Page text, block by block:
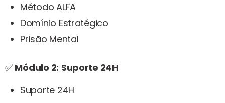
Método ALFA
Domínio Estratégico
Prisão Mental
✅ Módulo 2: Suporte 24H
Suporte 24H